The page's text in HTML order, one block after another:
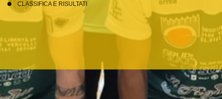
CLASSIFICA E RISULTATI